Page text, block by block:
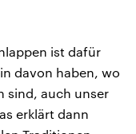
ist dafür
davon haben, wo
sind, auch unser
erklärt dann